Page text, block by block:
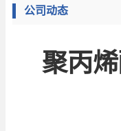
公司动态
聚丙